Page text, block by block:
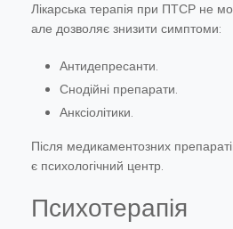
Лікарська терапія при ПТСР не
але дозволяє знизити симптоми:
Антидепресанти.
Снодійні препарати.
Анксіолітики.
Після медикаментозних
є психологічний центр.
Психотерапія